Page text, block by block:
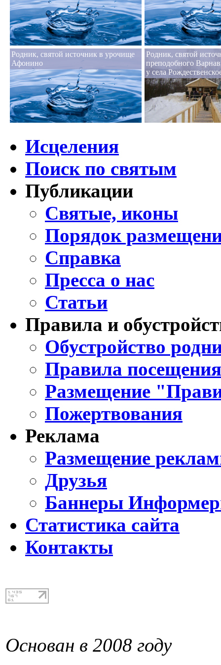
Родник, святой источник в урочище
Афонино
Родник, святой
преподобного
у села
Исцеления
Поиск по святым
Публикации
Святые, иконы
Порядок
Справка
Пресса о нас
Статьи
Правила и
Обустройство
Правила
Размещение
Пожертвования
Реклама
Размещение
Друзья
Баннеры
Статистика сайта
Контакты
Основан в 2008 году